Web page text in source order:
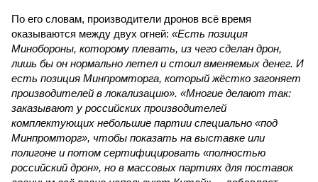
По его словам, производители дронов всё время
оказываются между двух огней: «Есть позиция
Минобороны, которому плевать, из чего сделан дрон,
лишь бы он нормально летел и стоил вменяемых денег. И
есть позиция Минпромторга, который жёстко загоняет
производителей в локализацию». «Многие делают так:
заказывают у российских производителей
комплектующих небольшие партии специально «под
Минпромторг», чтобы показать на выставке или
полигоне и потом сертифицировать «полностью
российский дрон», но в массовых партиях для поставок